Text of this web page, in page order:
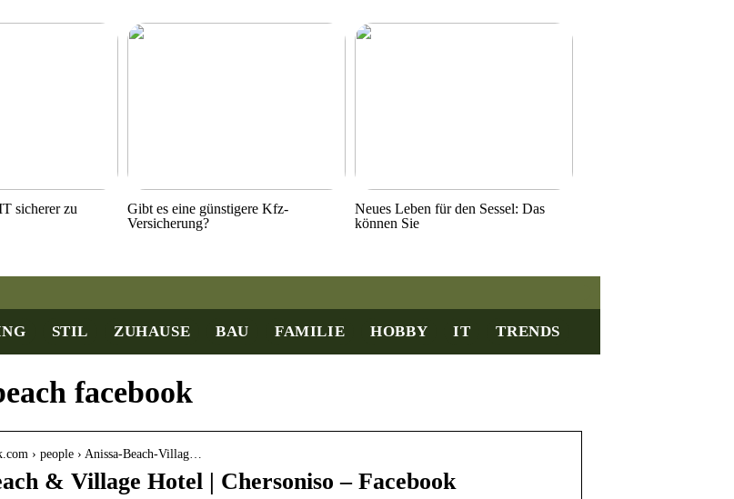
sicherer zu
Gibt es eine günstigere Kfz-
Versicherung?
Neues Leben für den Sessel: Das
können Sie
STIL ZUHAUSE BAU FAMILIE HOBBY IT TRENDS
facebook
› people › Anissa-Beach-Villag…
& Village Hotel | Chersoniso – Facebook